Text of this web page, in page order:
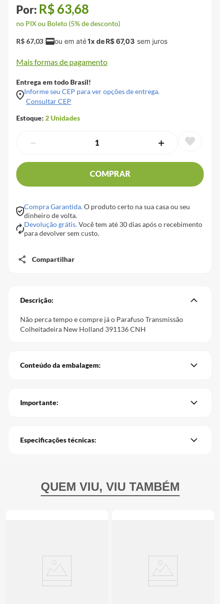
R$63,68
no PIX ou Boleto (5% de desconto)
R$ 67,03 1x deR$67,03
Mais formas de pagamento
Entrega em todo Brasil!
Informe seu CEP para ver opções de entrega.
Consultar CEP
Estoque: 2Unidades
＋
－
COMPRAR
Compra Garantida.O produto certo na sua casa ou seu
dinheiro de volta.
Devolução grátis.Você tem até 30 dias após o recebimento
para devolver sem custo.
Compartilhar
Descrição:
Não perca tempo e compre já o Parafuso Transmissão
Colheitadeira New Holland 391136 CNH
Conteúdo da embalagem:
Importante:
Especificações técnicas: